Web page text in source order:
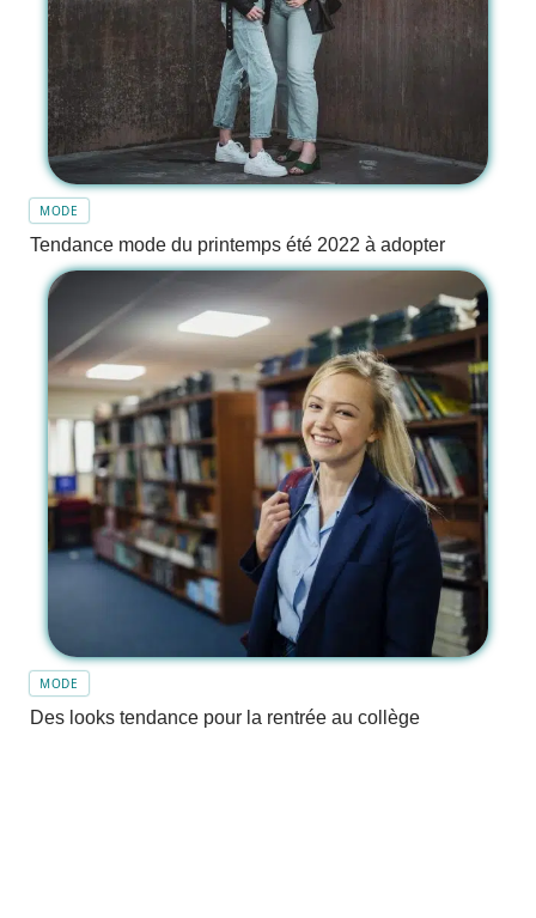
MODE
Tendance mode du printemps été 2022 à adopter
MODE
Des looks tendance pour la rentrée au collège